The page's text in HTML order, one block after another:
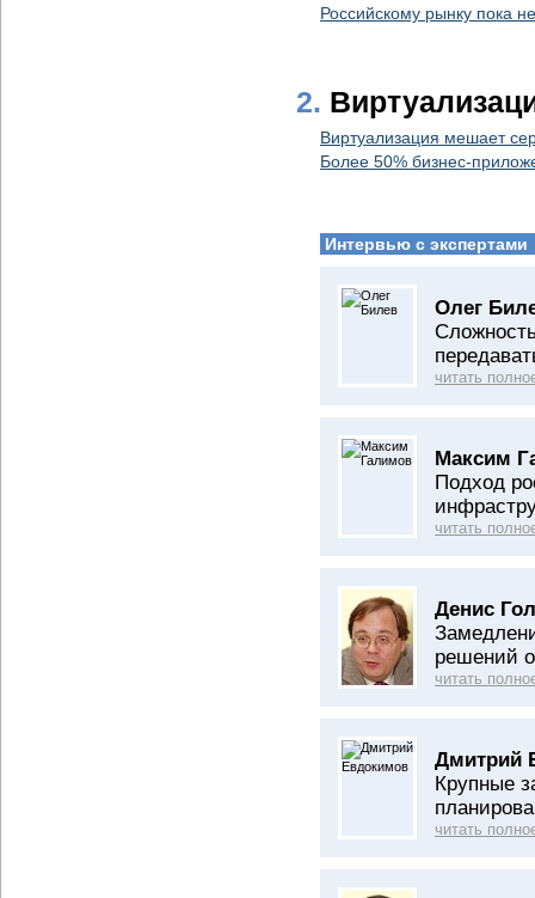
Российскому рынку пока
2.
Виртуализация мешает
Более 50% бизнес-
Интервью с экспертами
Олег
читать
Максим
Подход
читать
Денис
решений
читать
Дмитрий
Крупные
читать